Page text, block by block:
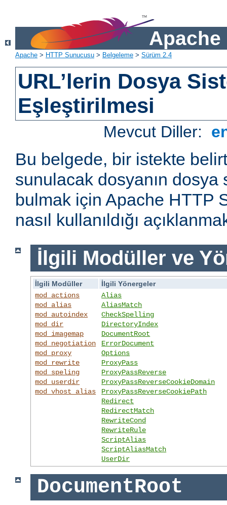
Apache
Apache > HTTP Sunucusu > Belgeleme > Sürüm 2.4
URL’lerin Dosya
Eşleştirilmesi
Mevcut Diller:
Bu belgede, bir istekte
sunulacak dosyanın
bulmak için Apache HTTP
nasıl kullanıldığı
İlgili Modüller ve
İlgili Modüller
İlgili Yönergeler
mod_actions
mod_alias
mod_autoindex
mod_dir
mod_imagemap
mod_negotiation
mod_proxy
mod_rewrite
mod_speling
mod_userdir
mod_vhost_alias
Alias
AliasMatch
CheckSpelling
DirectoryIndex
DocumentRoot
ErrorDocument
Options
ProxyPass
ProxyPassReverse
ProxyPassReverseCookieDomain
ProxyPassReverseCookiePath
Redirect
RedirectMatch
RewriteCond
RewriteRule
ScriptAlias
ScriptAliasMatch
UserDir
DocumentRoot